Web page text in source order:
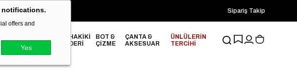
notifications.
offers and
Yes
KARGO! 2000₺ ve Üzeri Alışverişlerinizde ÜCRETSİZ KARGO!Sipariş Takip
BABETLOAFER
HAKİKİ
DERİ
BOT &
ÇİZME
ÇANTA &
AKSESUAR
ÜNLÜLERİN
TERCİHİ